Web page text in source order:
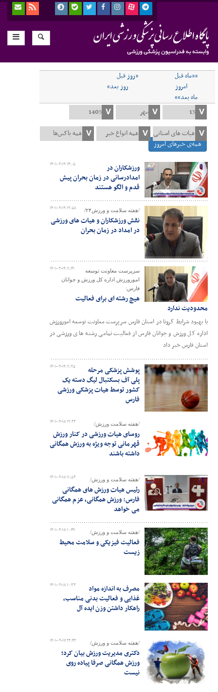
««ماه قبل
«روز قبل
امروز
روز بعد»
ماه بعد»»
همه‌ی خبرهای امروز
۱۴۰۱-۰۲-۱۹ ۱۴:۰۵
ورزشکاران در
امدادرسانی در زمان بحران پیش
قدم و الگو هستند
۱۴۰۱-۰۲-۱۹ ۱۲:۵۸ /هفته سلامت و ورزش۲۴/
نقش ورزشکاران و هیات های ورزشی
در امداد در زمان بحران
۱۴۰۱-۰۲-۱۹ ۱۱:۴۱
سرپرست معاونت توسعه
امورورزش اداره کل ورزش و جوانان
فارس:
هیچ رشته ای برای فعالیت
محدودیت ندارد
با بهبود شرایط کرونا در استان فارس سرپرست معاونت توسعه امورورزش
اداره کل ورزش و جوانان فارس از فعالیت تمامی رشته های ورزشی در
استان فارس خبر داد
۱۴۰۱-۰۲-۱۹ ۱۱:۲۵
پوشش پزشکی مرحله
پلی آف بسکتبال لیگ دسته یک
کشور توسط هیات پزشکی ورزشی
فارس
۱۴۰۱-۰۲-۱۸ ۱۲:۲۳ /هفته سلامت ورزش/
روسای هیات ورزشی در کنار ورزش
قهرمانی توجه ویژه به ورزش همگانی
داشته باشند
۱۴۰۱-۰۲-۱۸ ۱۱:۵۳ /هفته سلامت و ورزش/
رئیس هیات ورزش های همگانی
فارس: ورزش همگانی، عزم همگانی
می خواهد
۱۴۰۱-۰۲-۱۸ ۱۰:۴۹ /هفته سلامت و ورزش/
فعالیت فیزیکی و سلامت محیط
زیست
۱۴۰۱-۰۲-۱۸ ۱۰:۳۳
مصرف به اندازه مواد
غذایی و فعالیت بدنی مناسب،
راهکار داشتن وزن ایده آل
۱۴۰۱-۰۲-۱۷ ۲۲:۴۲ /هفته سلامت و ورزش/
دکتری مدیریت ورزش بیان کرد؛
ورزش همگانی صرفا پیاده روی
نیست